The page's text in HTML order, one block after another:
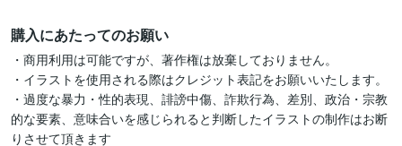
購入にあたってのお願い
・商用利用は可能ですが、著作権は放棄しておりません。
・イラストを使用される際はクレジット表記をお願いいたします。
・過度な暴力・性的表現、誹謗中傷、詐欺行為、差別、政治・宗教
的な要素、意味合いを感じられると判断したイラストの制作はお断
りさせて頂きます